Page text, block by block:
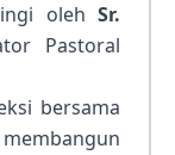
oleh Sr.
Pastoral
bersama